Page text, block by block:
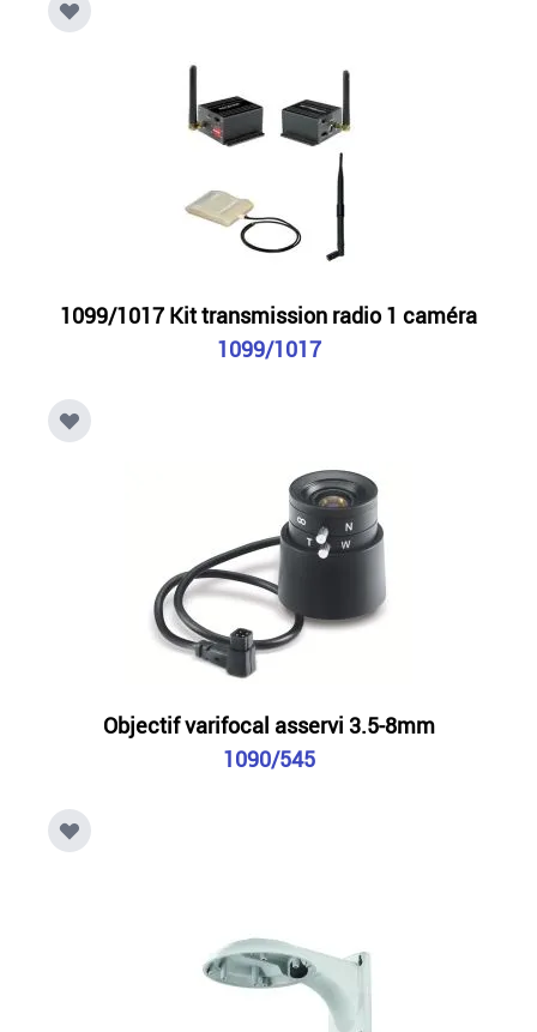
1099/1017 Kit transmission radio 1 caméra
1099/1017
Objectif varifocal asservi 3.5-8mm
1090/545